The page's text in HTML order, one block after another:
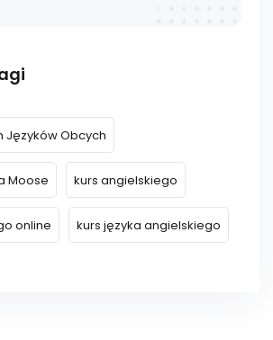
Języków Obcych
Moose kurs angielskiego
online kurs języka angielskiego